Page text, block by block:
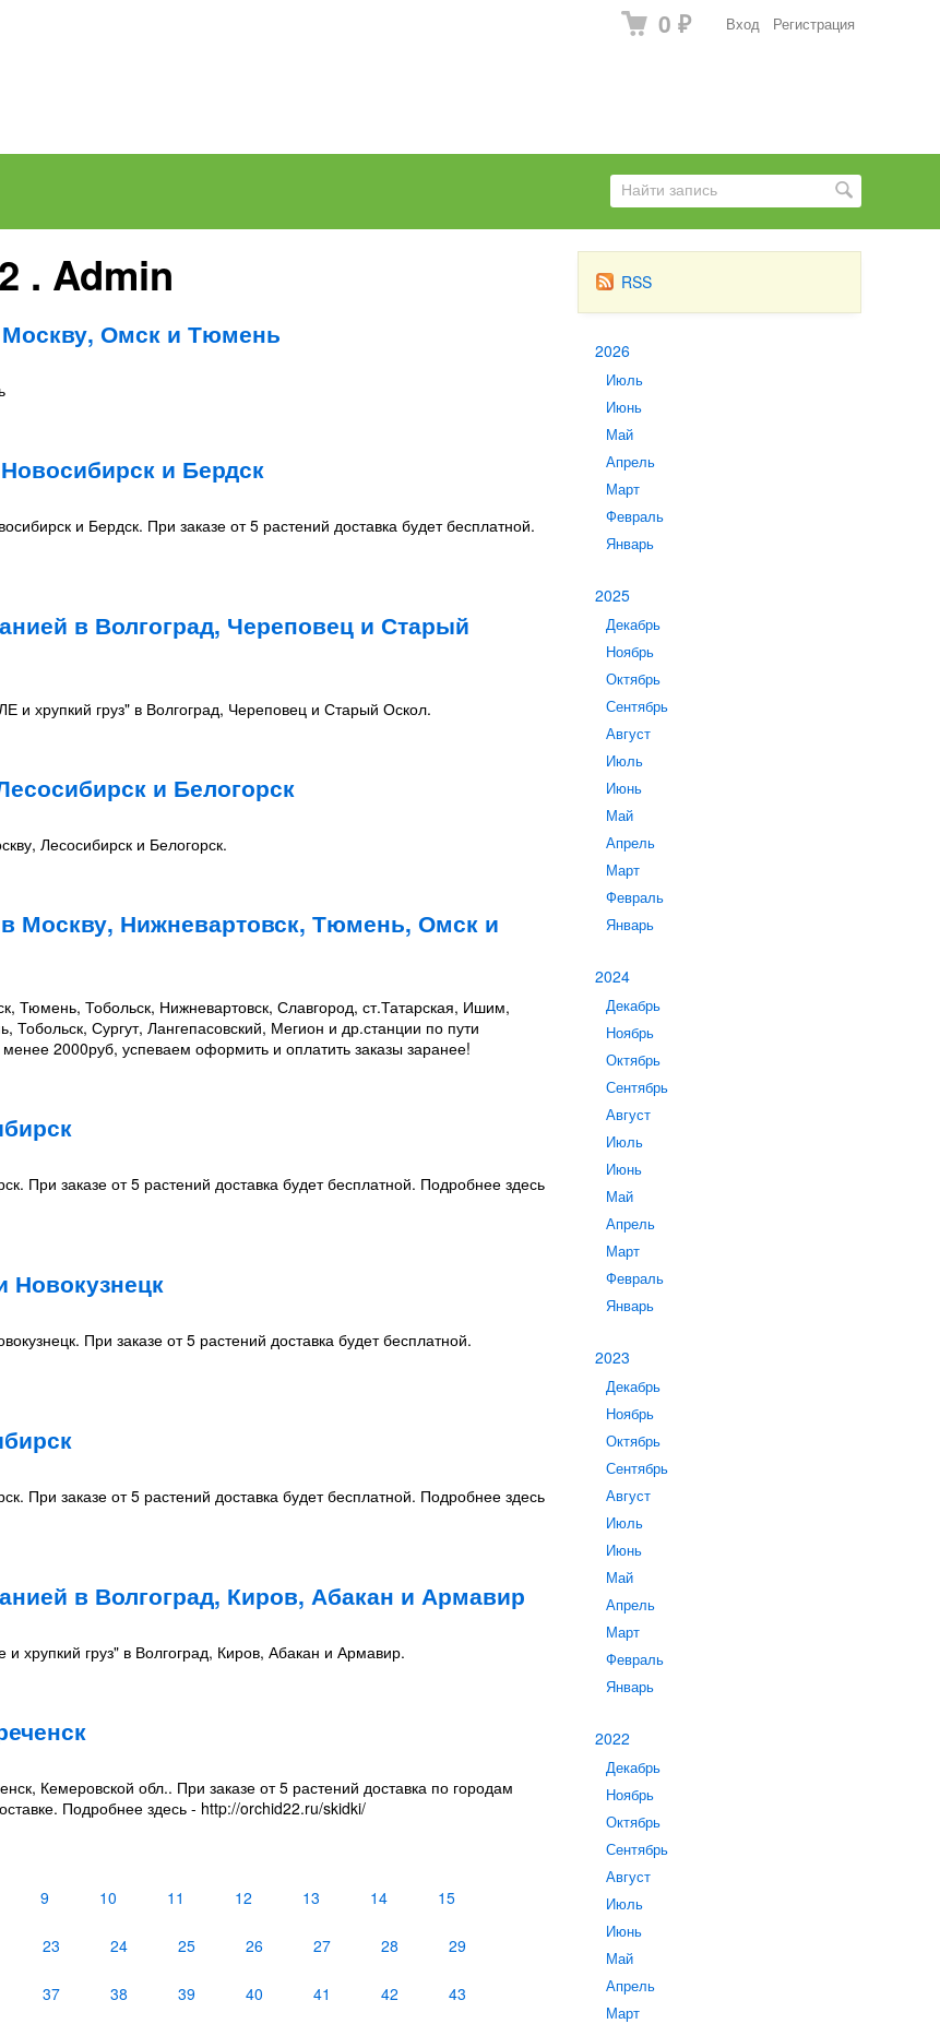
Вход Регистрация
0 ₽
RSS
2026
Июль
Июнь
Май
Апрель
Март
Февраль
Январь
2025
Декабрь
Ноябрь
Октябрь
Сентябрь
Август
Июль
Июнь
Май
Апрель
Март
Февраль
Январь
2024
Декабрь
Ноябрь
Октябрь
Сентябрь
Август
Июль
Июнь
Май
Апрель
Март
Февраль
Январь
2023
Декабрь
Ноябрь
Октябрь
Сентябрь
Август
Июль
Июнь
Май
Апрель
Март
Февраль
Январь
2022
Декабрь
Ноябрь
Октябрь
Сентябрь
Август
Июль
Июнь
Май
Апрель
Март
. Admin
Москву, Омск и Тюмень
и Бердск
и Бердск. При заказе от 5 растений доставка будет бесплатной.
в Волгоград, Череповец и Старый
и хрупкий груз" в Волгоград, Череповец и Старый Оскол.
и Белогорск
Лесосибирск и Белогорск.
Москву, Нижневартовск, Тюмень, Омск и
Тюмень, Тобольск, Нижневартовск, Славгород, ст.Татарская, Ишим,
Сургут, Лангепасовский, Мегион и др.станции по пути
2000руб, успеваем оформить и оплатить заказы заранее!
При заказе от 5 растений доставка будет бесплатной. Подробнее здесь
Новокузнецк
При заказе от 5 растений доставка будет бесплатной.
При заказе от 5 растений доставка будет бесплатной. Подробнее здесь
в Волгоград, Киров, Абакан и Армавир
хрупкий груз" в Волгоград, Киров, Абакан и Армавир.
Кемеровской обл.. При заказе от 5 растений доставка по городам
Подробнее здесь - http://orchid22.ru/skidki/
9 10 11 12 13 14 15
23 24 25 26 27 28 29
37 38 39 40 41 42 43